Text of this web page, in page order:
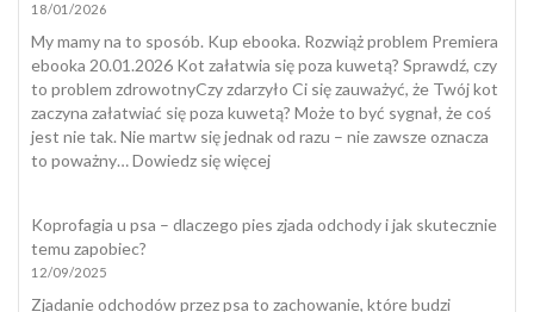
18/01/2026
My mamy na to sposób. Kup ebooka. Rozwiąż problem Premiera
ebooka 20.01.2026 Kot załatwia się poza kuwetą? Sprawdź, czy
to problem zdrowotnyCzy zdarzyło Ci się zauważyć, że Twój kot
zaczyna załatwiać się poza kuwetą? Może to być sygnał, że coś
jest nie tak. Nie martw się jednak od razu – nie zawsze oznacza
to poważny…Dowiedz się więcej:
się
Koprofagia u psa – dlaczego pies zjada odchody i jak skutecznie
temu zapobiec?
12/09/2025
Zjadanie odchodów przez psa to zachowanie, które budzi